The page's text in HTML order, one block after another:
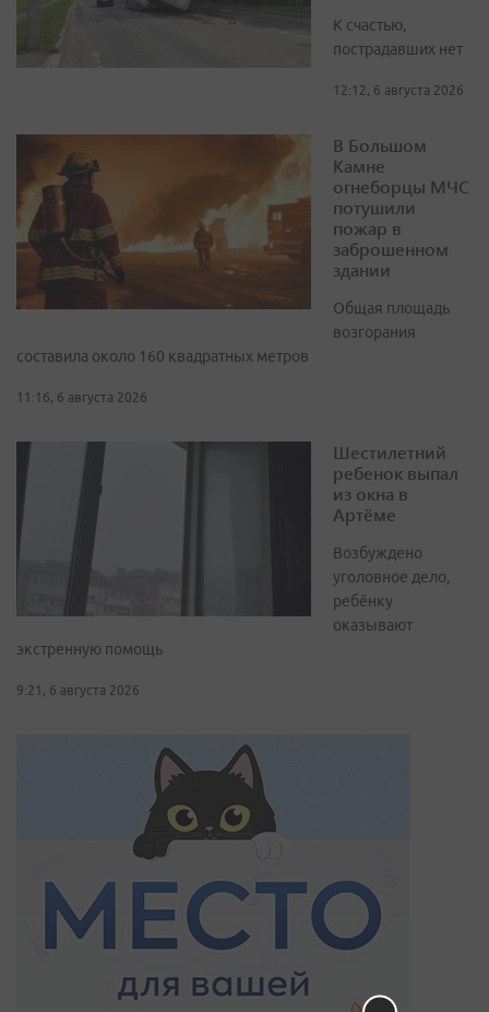
К счастью,
пострадавших нет
12:12, 6 августа 2026
В Большом
Камне
огнеборцы МЧС
потушили
пожар в
заброшенном
здании
Общая площадь
возгорания
составила около 160 квадратных метров
11:16, 6 августа 2026
Шестилетний
ребенок выпал
из окна в
Артёме
Возбуждено
уголовное дело,
ребёнку
оказывают
экстренную помощь
9:21, 6 августа 2026